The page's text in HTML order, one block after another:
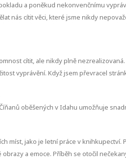
a poněkud nekonvenčnímu
nás cítit věci, které jsme nikdy
cítit, ale nikdy plně
vyprávění. Když jsem převracel
oběšených v Idahu umožňuje
míst, jako je letní práce v
a emoce. Příběh se otočil